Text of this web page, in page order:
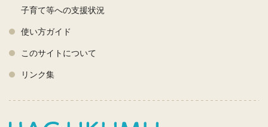
子育て等への支援状況
使い方ガイド
このサイトについて
リンク集